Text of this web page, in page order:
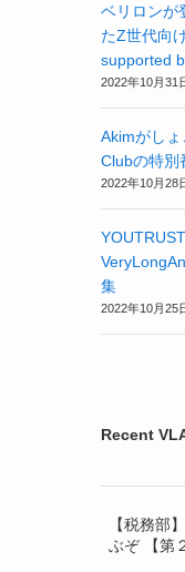
ベリロンが
たZ世代向
supported
2022年10月31
Akimがし
Clubの特別
2022年10月28
集
2022年10月25
Recent
【税務部
ぶぞ 【第